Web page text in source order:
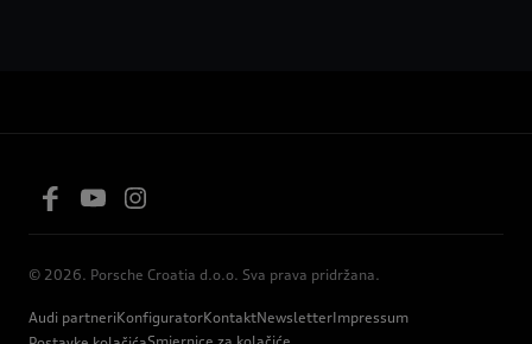
© 2026. Porsche Croatia d.o.o. Sva prava pridržana.
Audi partneriKonfiguratorKontaktNewsletterImpressum